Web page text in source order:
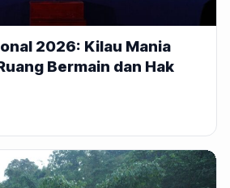
2026: Kilau Mania
Bermain dan Hak